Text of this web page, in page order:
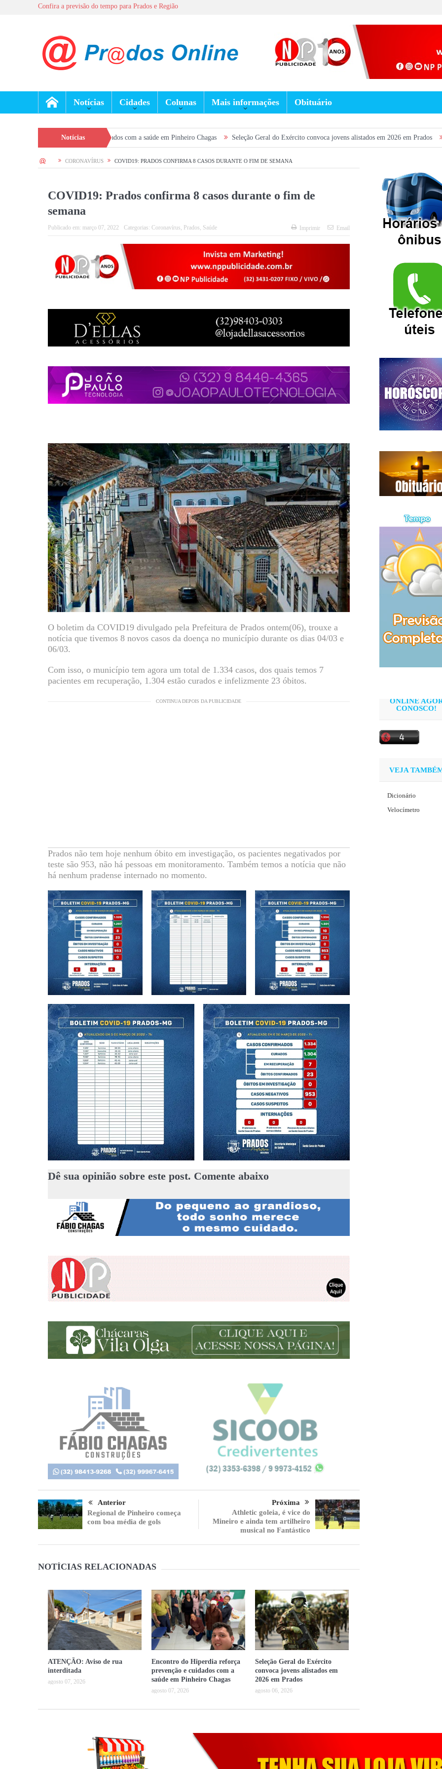
Confira a previsão do tempo para Prados e Região
Notícias Cidades Colunas Mais informações Obituário
Notícias
prevenção e cuidados com a saúde em Pinheiro Chagas Seleção Geral do Exército convoca jovens alistados em 2026 em Prados Dia dos Pais
HOME CORONAVÍRUS COVID19: PRADOS CONFIRMA 8 CASOS DURANTE O FIM DE SEMANA
COVID19: Prados confirma 8 casos durante o fim de
semana
Publicado em: março 07, 2022 Categorias: Coronavírus, Prados, Saúde Imprimir Email
O boletim da COVID19 divulgado pela Prefeitura de Prados ontem(06), trouxe a
notícia que tivemos 8 novos casos da doença no município durante os dias 04/03 e
06/03.
Com isso, o município tem agora um total de 1.334 casos, dos quais temos 7
pacientes em recuperação, 1.304 estão curados e infelizmente 23 óbitos.
CONTINUA DEPOIS DA PUBLICIDADE
Prados não tem hoje nenhum óbito em investigação, os pacientes negativados por
teste são 953, não há pessoas em monitoramento. Também temos a notícia que não
há nenhum pradense internado no momento.
Dê sua opinião sobre este post. Comente abaixo
Anterior
Regional de Pinheiro começa
com boa média de gols
Próxima
Athletic goleia, é vice do
Mineiro e ainda tem artilheiro
musical no Fantástico
NOTÍCIAS RELACIONADAS
ATENÇÃO: Aviso de rua
interditada
agosto 07, 2026
Encontro do Hiperdia reforça
prevenção e cuidados com a
saúde em Pinheiro Chagas
agosto 07, 2026
Seleção Geral do Exército
convoca jovens alistados em
2026 em Prados
agosto 06, 2026
ONLINE
CONOSCO!
VEJA
Dicionário
Velocímetro